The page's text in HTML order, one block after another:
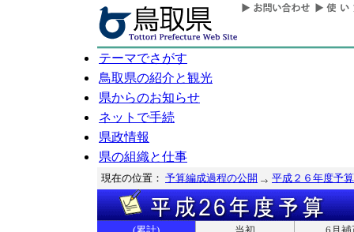
テーマでさがす
鳥取県の紹介と観光
県からのお知らせ
ネットで手続
県政情報
県の組織と仕事
現在の位置： 予算編成過程の公開 平成２６年度予算